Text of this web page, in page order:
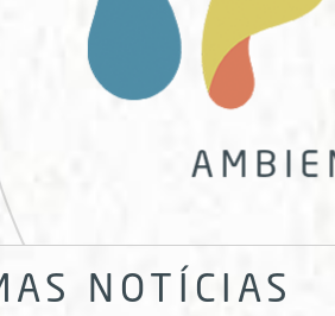
NOTÍCIAS